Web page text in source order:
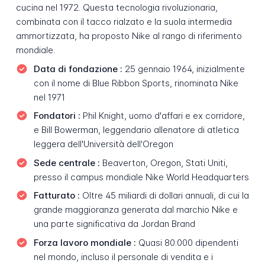
cucina nel 1972. Questa tecnologia rivoluzionaria,
combinata con il tacco rialzato e la suola intermedia
ammortizzata, ha proposto Nike al rango di riferimento
mondiale.
Data di fondazione : 25 gennaio 1964, inizialmente
con il nome di Blue Ribbon Sports, rinominata Nike
nel 1971
Fondatori : Phil Knight, uomo d'affari e ex corridore,
e Bill Bowerman, leggendario allenatore di atletica
leggera dell'Università dell'Oregon
Sede centrale : Beaverton, Oregon, Stati Uniti,
presso il campus mondiale Nike World Headquarters
Fatturato : Oltre 45 miliardi di dollari annuali, di cui la
grande maggioranza generata dal marchio Nike e
una parte significativa da Jordan Brand
Forza lavoro mondiale : Quasi 80.000 dipendenti
nel mondo, incluso il personale di vendita e i